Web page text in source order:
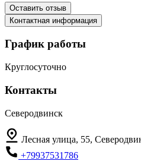
Оставить отзыв
Контактная информация
График работы
Круглосуточно
Контакты
Северодвинск
Лесная улица, 55,
+79937531786